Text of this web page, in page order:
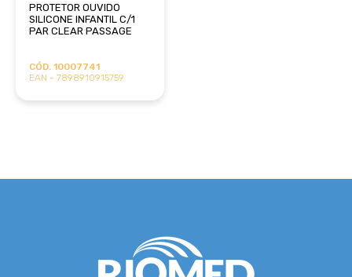
PROTETOR OUVIDO
SILICONE INFANTIL C/1
PAR CLEAR PASSAGE
CÓD. 10007741
EAN - 7898910915759